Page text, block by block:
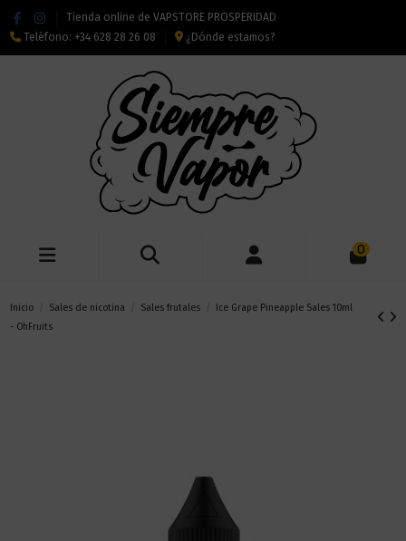
Tienda online de VAPSTORE PROSPERIDAD
Teléfono: +34 628 28 26 08 ¿Dónde estamos?
0
Inicio Sales de nicotina Sales frutales
Ice Grape Pineapple Sales 10ml
- OhFruits